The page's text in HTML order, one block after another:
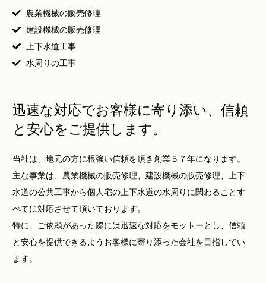
農業機械の販売修理
建設機械の販売修理
上下水道工事
水周りの工事
迅速な対応でお客様に寄り添い、信頼
と安心をご提供します。
当社は、地元の方に根強い信頼を頂き創業５７年になります。
主な事業は、農業機械の販売修理、建設機械の販売修理、上下
水道の公共工事から個人宅の上下水道の水周りに関わることす
べてに対応させて頂いております。
特に、ご依頼があった際には迅速な対応をモットーとし、信頼
と安心を提供できるようお客様に寄り添った会社を目指してい
ます。